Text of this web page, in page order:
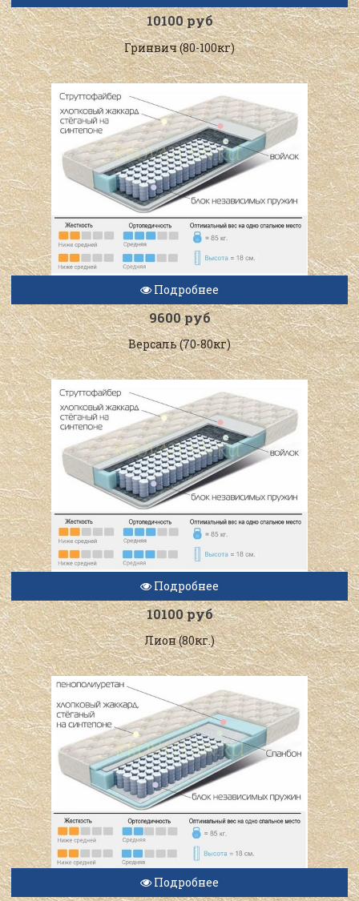
10100 руб
Гринвич (80-100кг)
Подробнее
9600 руб
Версаль (70-80кг)
Подробнее
10100 руб
Лион (80кг.)
Подробнее